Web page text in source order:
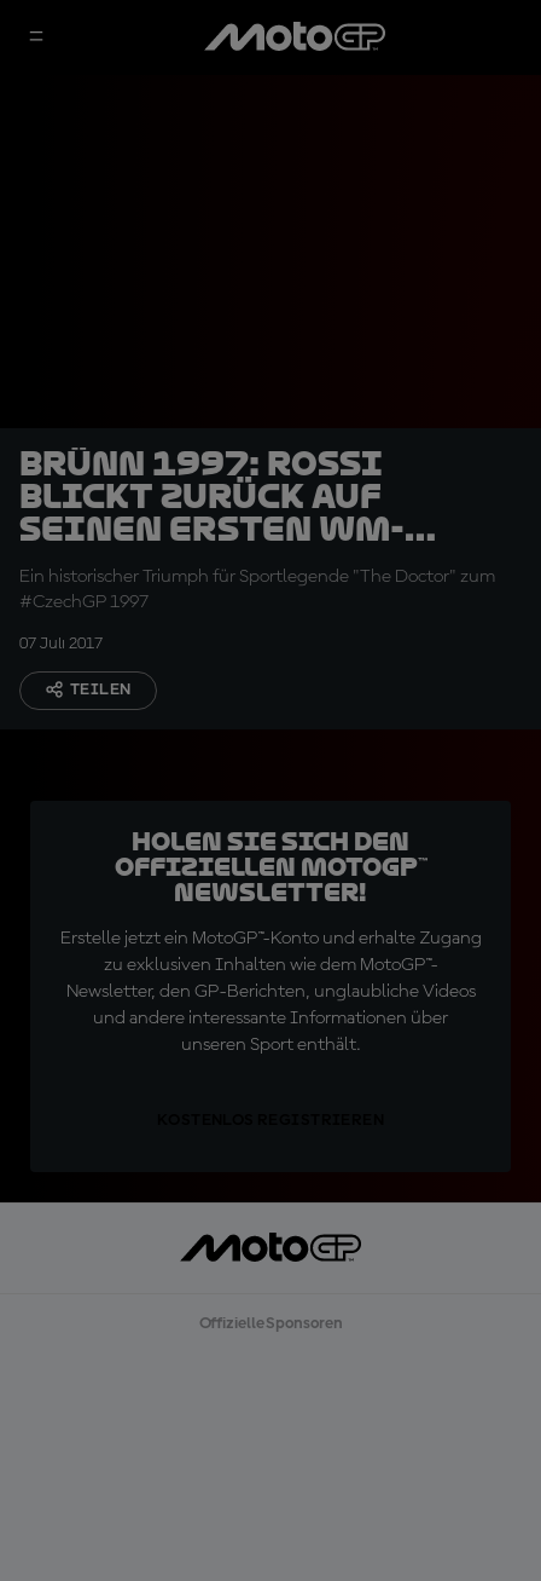
Brünn 1997: Rossi
blickt zurück auf
seinen ersten WM-
Titel
Ein historischer Triumph für Sportlegende "The Doctor" zum
#CzechGP 1997
07 Juli 2017
TEILEN
Holen Sie sich den
offiziellen MotoGP™
Newsletter!
Erstelle jetzt ein MotoGP™-Konto und erhalte Zugang
zu exklusiven Inhalten wie dem MotoGP™-
Newsletter, den GP-Berichten, unglaubliche Videos
und andere interessante Informationen über
unseren Sport enthält.
Offizielle Sponsoren